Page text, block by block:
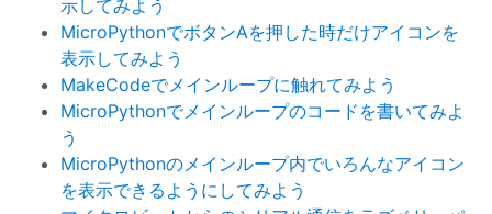
示してみよう
MicroPythonでボタンAを押した時だけアイコンを
表示してみよう
MakeCodeでメインループに触れてみよう
MicroPythonでメインループのコードを書いてみよ
う
MicroPythonのメインループ内でいろんなアイコン
を表示できるようにしてみよう